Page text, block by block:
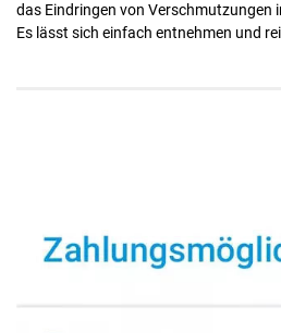
das Eindringen von Verschmutzungen
Es lässt sich einfach entnehmen und